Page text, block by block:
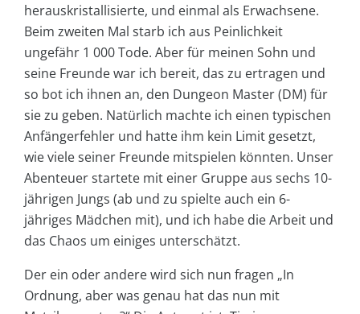
herauskristallisierte, und einmal als Erwachsene.
Beim zweiten Mal starb ich aus Peinlichkeit
ungefähr 1 000 Tode. Aber für meinen Sohn und
seine Freunde war ich bereit, das zu ertragen und
so bot ich ihnen an, den Dungeon Master (DM) für
sie zu geben. Natürlich machte ich einen typischen
Anfängerfehler und hatte ihm kein Limit gesetzt,
wie viele seiner Freunde mitspielen könnten. Unser
Abenteuer startete mit einer Gruppe aus sechs 10-
jährigen Jungs (ab und zu spielte auch ein 6-
jähriges Mädchen mit), und ich habe die Arbeit und
das Chaos um einiges unterschätzt.
Der ein oder andere wird sich nun fragen „In
Ordnung, aber was genau hat das nun mit